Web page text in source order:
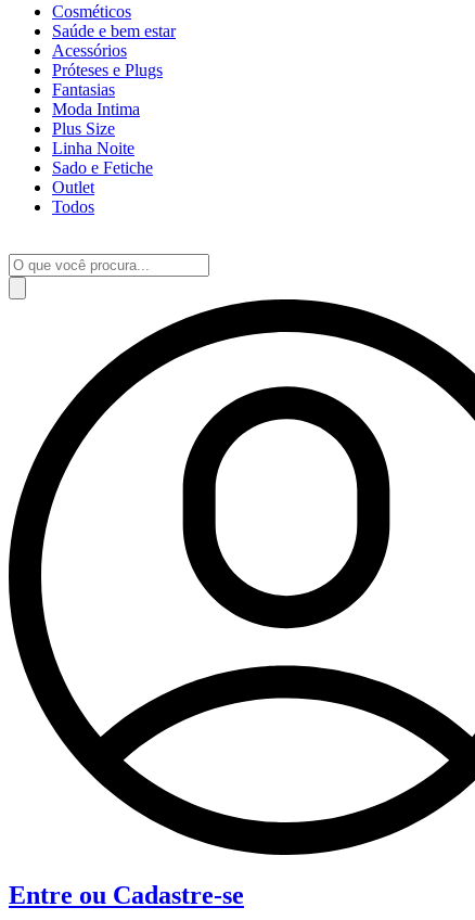
Cosméticos
Saúde e bem estar
Acessórios
Próteses e Plugs
Fantasias
Moda Intima
Plus Size
Linha Noite
Sado e Fetiche
Outlet
Todos
Pesquisar
produtos
Entre ou Cadastre-se